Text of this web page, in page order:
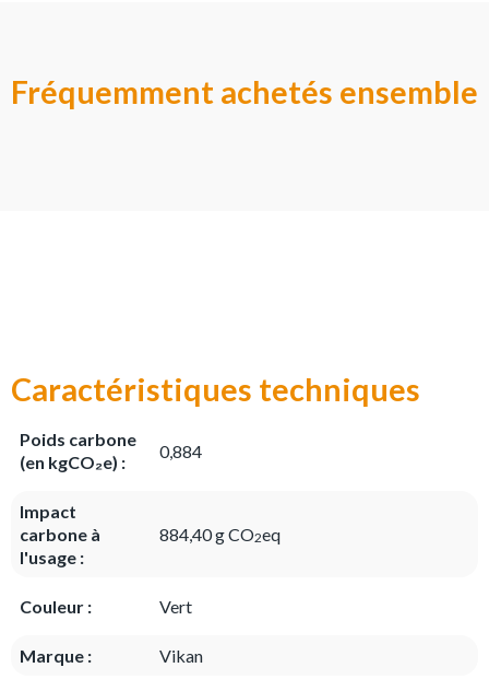
Fréquemment achetés ensemble
Caractéristiques techniques
Poids carbone
(en kgCO₂e) :
0,884
Impact
carbone à
l'usage :
884,40 g CO2eq
Couleur : Vert
Marque : Vikan